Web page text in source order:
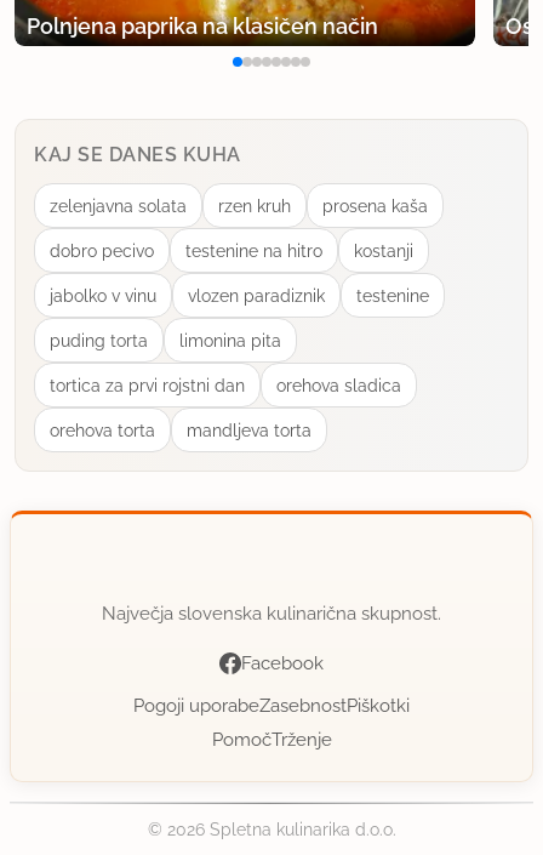
Polnjena paprika na klasičen način
KAJ SE DANES KUHA
zelenjavna solata rzen kruh prosena kaša
dobro pecivo testenine na hitro kostanji
jabolko v vinu vlozen paradiznik testenine
puding torta limonina pita
tortica za prvi rojstni dan orehova sladica
orehova torta mandljeva torta
Največja slovenska kulinarična skupnost.
Facebook
Pogoji uporabeZasebnostPiškotki
PomočTrženje
© 2026 Spletna kulinarika d.o.o.